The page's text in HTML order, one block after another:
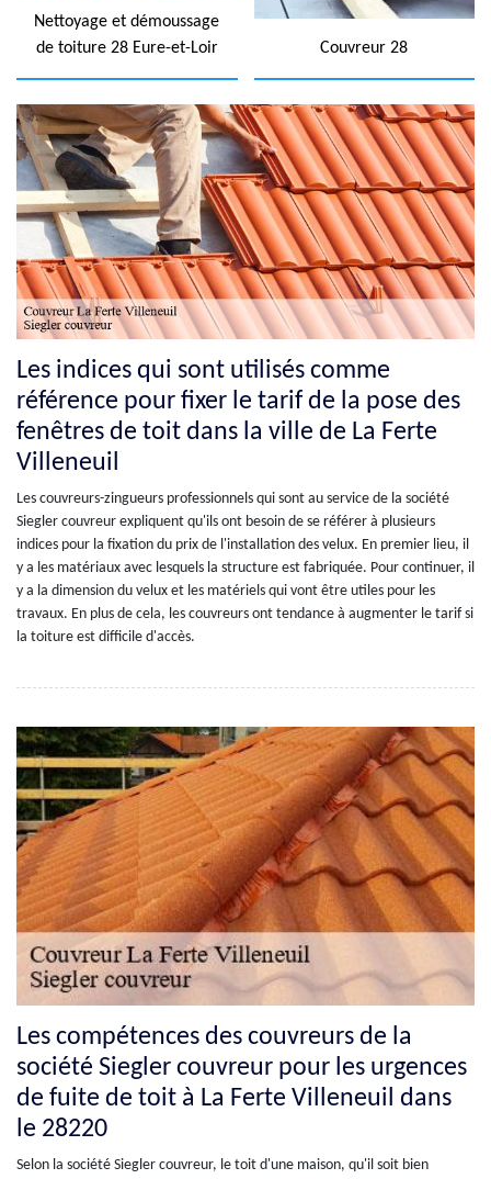
Nettoyage et démoussage
de toiture 28 Eure-et-Loir
Couvreur 28
Les indices qui sont utilisés comme
référence pour fixer le tarif de la pose des
fenêtres de toit dans la ville de La Ferte
Villeneuil
Les couvreurs-zingueurs professionnels qui sont au service de la société
Siegler couvreur expliquent qu'ils ont besoin de se référer à plusieurs
indices pour la fixation du prix de l'installation des velux. En premier lieu, il
y a les matériaux avec lesquels la structure est fabriquée. Pour continuer, il
y a la dimension du velux et les matériels qui vont être utiles pour les
travaux. En plus de cela, les couvreurs ont tendance à augmenter le tarif si
la toiture est difficile d'accès.
Les compétences des couvreurs de la
société Siegler couvreur pour les urgences
de fuite de toit à La Ferte Villeneuil dans
le 28220
Selon la société Siegler couvreur, le toit d'une maison, qu'il soit bien